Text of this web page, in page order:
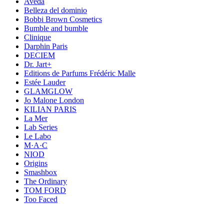
Belleza del dominio
Bobbi Brown Cosmetics
Bumble and bumble
Clinique
Darphin Paris
DECIEM
Dr. Jart+
Editions de Parfums Frédéric Malle
Estée Lauder
GLAMGLOW
Jo Malone London
KILIAN PARIS
La Mer
Lab Series
Le Labo
M·A·C
NIOD
Origins
Smashbox
The Ordinary
TOM FORD
Too Faced